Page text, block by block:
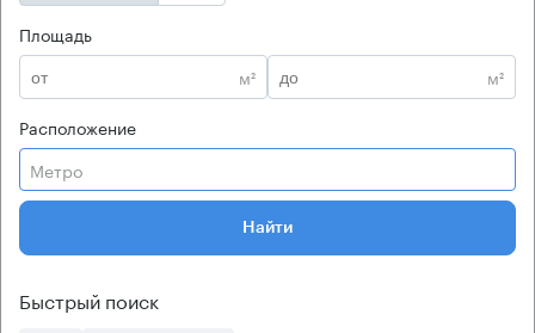
Площадь
м²
м²
Расположение
Метро
Найти
Быстрый поиск